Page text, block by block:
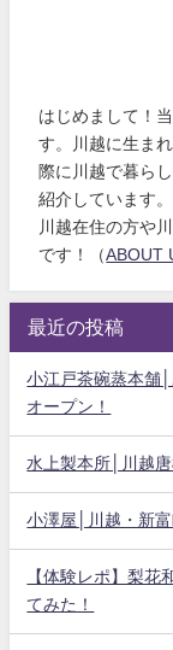
はじめまして！
す。川越に生ま
際に川越で暮ら
紹介しています。
川越在住の方や
です！（ABOUT
最近の投稿
小江戸茶碗蒸本舗
オープン！
水上製本所│川越
小澤屋│川越・新
【体験レポ】梨花
てみた！